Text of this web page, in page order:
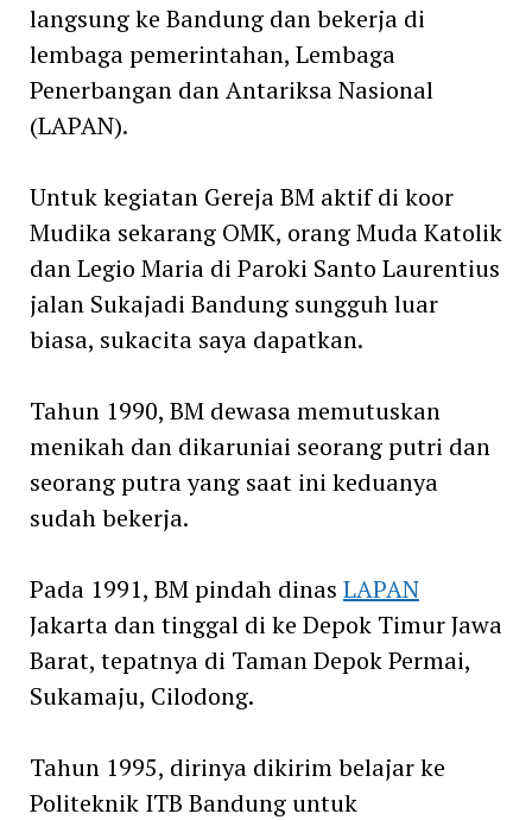
langsung ke Bandung dan bekerja di
lembaga pemerintahan, Lembaga
Penerbangan dan Antariksa Nasional
(LAPAN).
Untuk kegiatan Gereja BM aktif di koor
Mudika sekarang OMK, orang Muda Katolik
dan Legio Maria di Paroki Santo Laurentius
jalan Sukajadi Bandung sungguh luar
biasa, sukacita saya dapatkan.
Tahun 1990, BM dewasa memutuskan
menikah dan dikaruniai seorang putri dan
seorang putra yang saat ini keduanya
sudah bekerja.
Pada 1991, BM pindah dinas LAPAN
Jakarta dan tinggal di ke Depok Timur Jawa
Barat, tepatnya di Taman Depok Permai,
Sukamaju, Cilodong.
Tahun 1995, dirinya dikirim belajar ke
Politeknik ITB Bandung untuk